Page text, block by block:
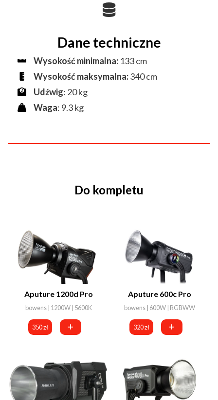
Dane techniczne
Wysokość minimalna: 133 cm
Wysokość maksymalna:340 cm
Udźwig: 20 kg
Waga: 9.3 kg
Do kompletu
Aputure 1200d Pro
bowens | 1200W | 5600K
350 zł
Aputure 600c Pro
bowens | 600W | RGBWW
320 zł